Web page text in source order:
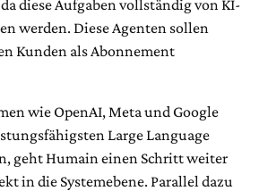
diese Aufgaben vollständig von KI-
werden. Diese Agenten sollen
Kunden als Abonnement
wie OpenAI, Meta und Google
Large Language
geht Humain einen Schritt weiter
in die Systemebene. Parallel dazu